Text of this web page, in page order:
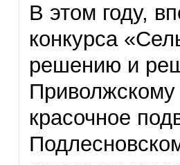
В этом году,
конкурса
решению и
красочное